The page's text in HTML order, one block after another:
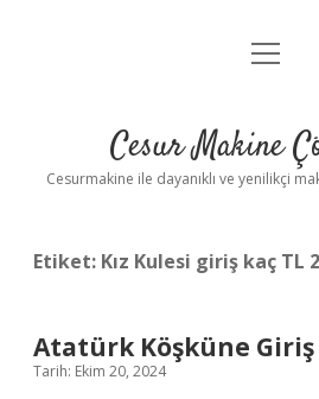
Anasayfa
Yasal Uyarı
menüyü
Cesur Makine
Cesurmakine ile dayanıklı ve yenilikçi
Etiket: Kız Kulesi giriş kaç TL
Atatürk Köşküne
Tarih: Ekim 20, 2024